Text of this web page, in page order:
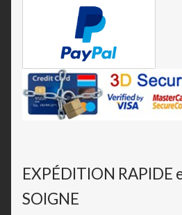
EXPÉDITION RAPIDE
SOIGNE